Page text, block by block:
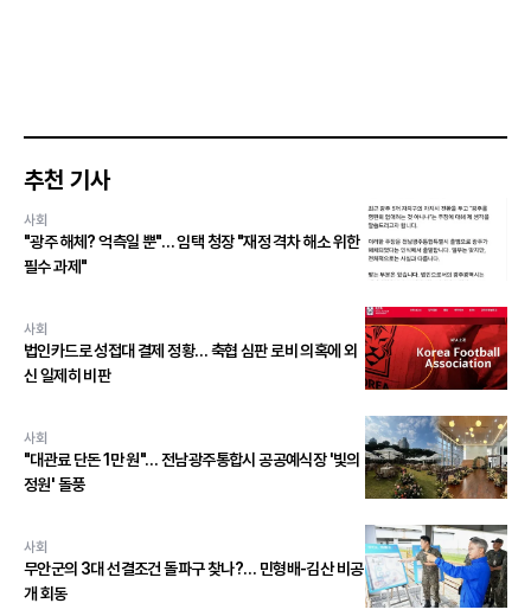
추천 기사
사회
"광주 해체? 억측일 뿐"… 임택 청장 "재정 격차 해소 위한
필수 과제"
사회
법인카드로 성접대 결제 정황… 축협 심판 로비 의혹에 외
신 일제히 비판
사회
"대관료 단돈 1만 원"… 전남광주통합시 공공예식장 '빛의
정원' 돌풍
사회
무안군의 3대 선결조건 돌파구 찾나?… 민형배-김산 비공
개 회동